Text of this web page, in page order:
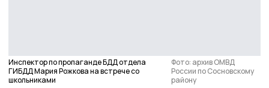
Инспектор по пропаганде БДД отдела
ГИБДД Мария Рожкова на встрече со
школьниками
Фото: архив ОМВД
России по Сосновскому
району